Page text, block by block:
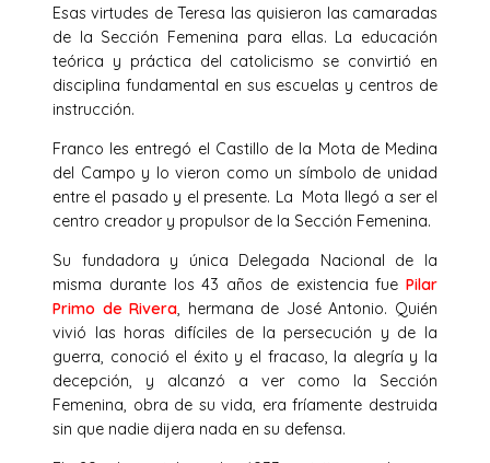
Esas virtudes de Teresa las quisieron las camaradas
de la Sección Femenina para ellas. La educación
teórica y práctica del catolicismo se convirtió en
disciplina fundamental en sus escuelas y centros de
instrucción.
Franco les entregó el Castillo de la Mota de Medina
del Campo y lo vieron como un símbolo de unidad
entre el pasado y el presente. La Mota llegó a ser el
centro creador y propulsor de la Sección Femenina.
Su fundadora y única Delegada Nacional de la
misma durante los 43 años de existencia fue Pilar
Primo de Rivera, hermana de José Antonio. Quién
vivió las horas difíciles de la persecución y de la
guerra, conoció el éxito y el fracaso, la alegría y la
decepción, y alcanzó a ver como la Sección
Femenina, obra de su vida, era fríamente destruida
sin que nadie dijera nada en su defensa.